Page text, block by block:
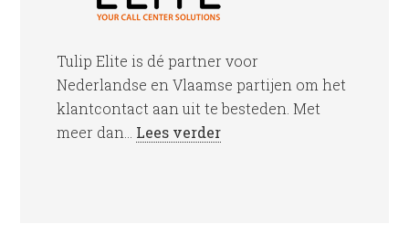
Tulip Elite is dé partner voor
Nederlandse en Vlaamse partijen om het
klantcontact aan uit te besteden. Met
meer dan... Lees verder